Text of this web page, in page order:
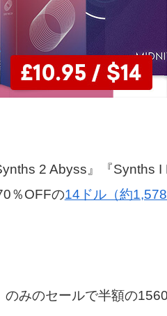
2 Abyss』『Synths I
％OFFの14ドル（約
みのセールで半額の1560